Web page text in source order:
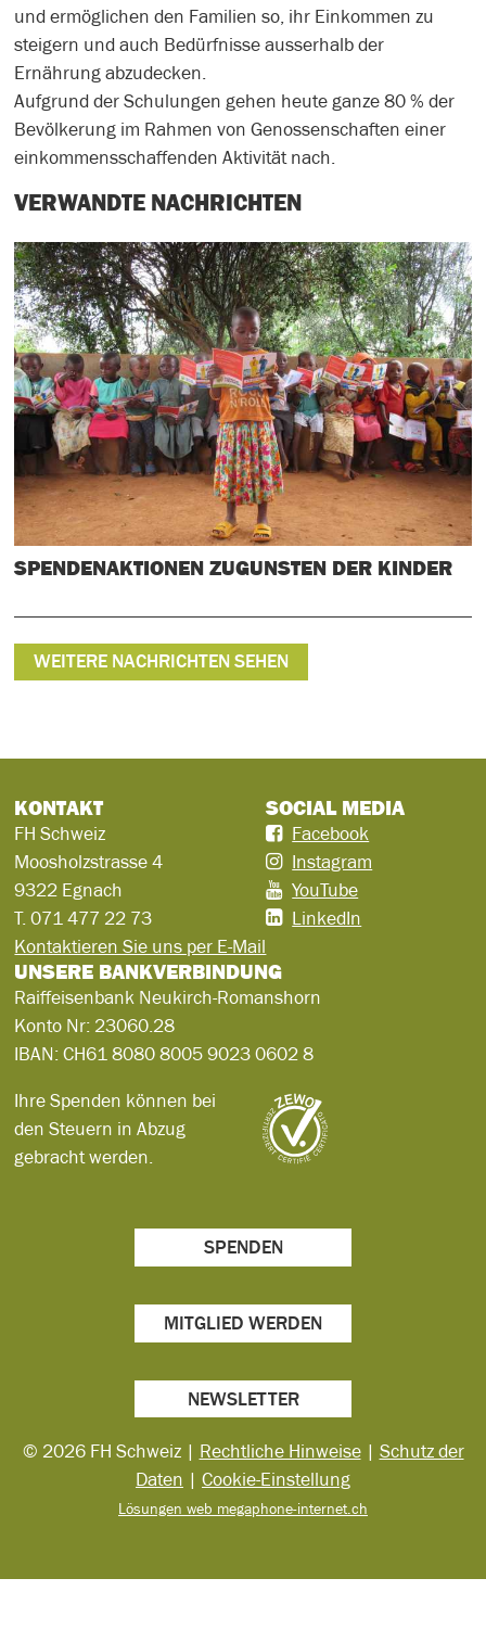
und ermöglichen den Familien so, ihr Einkommen zu
steigern und auch Bedürfnisse ausserhalb der
Ernährung abzudecken.
Aufgrund der Schulungen gehen heute ganze 80 % der
Bevölkerung im Rahmen von Genossenschaften einer
einkommensschaffenden Aktivität nach.
VERWANDTE NACHRICHTEN
SPENDENAKTIONEN ZUGUNSTEN DER KINDER
WEITERE NACHRICHTEN SEHEN
KONTAKT
FH Schweiz
Moosholzstrasse 4
9322 Egnach
T.071 477 22 73
Kontaktieren Sie uns per E-Mail
SOCIAL MEDIA
Facebook
Instagram
YouTube
LinkedIn
UNSERE BANKVERBINDUNG
Raiffeisenbank Neukirch-Romanshorn
Konto Nr: 23060.28
IBAN:CH61 8080 8005 9023 0602 8
Ihre Spenden können bei
den Steuern in Abzug
gebracht werden.
SPENDEN
MITGLIED WERDEN
NEWSLETTER
© 2026 FH Schweiz | Rechtliche Hinweise| Schutz der
Daten | Cookie-Einstellung
Lösungen web megaphone-internet.ch